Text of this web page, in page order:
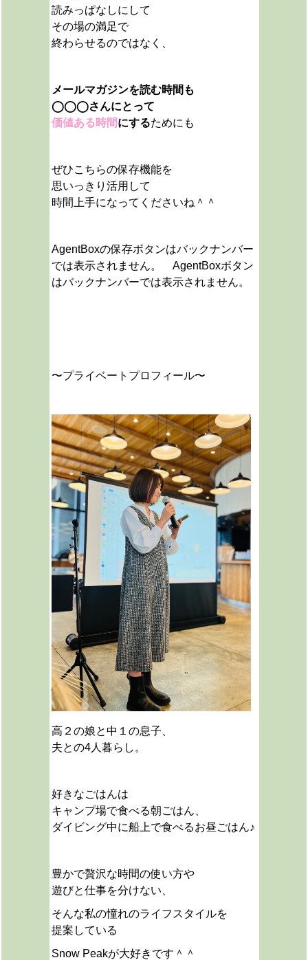
読みっぱなしにして
その場の満足で
終わらせるのではなく、
メールマガジンを読む時間も
◯◯◯さんにとって
価値ある時間にするためにも
ぜひこちらの保存機能を
思いっきり活用して
時間上手になってくださいね＾＾
AgentBoxの保存ボタンはバックナンバー
では表示されません。 AgentBoxボタン
はバックナンバーでは表示されません。
〜プライベートプロフィール〜
高２の娘と中１の息子、
夫との4人暮らし。
好きなごはんは
キャンプ場で食べる朝ごはん、
ダイビング中に船上で食べるお昼ごはん♪
豊かで贅沢な時間の使い方や
遊びと仕事を分けない、
そんな私の憧れのライフスタイルを
提案している
Snow Peakが大好きです＾＾